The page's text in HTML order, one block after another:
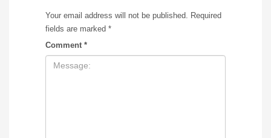
Your email address will not be published. Required
fields are marked *
Comment *